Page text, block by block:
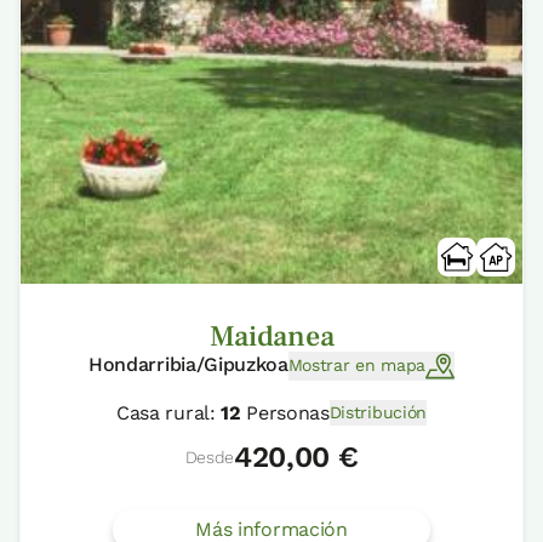
Maidanea
Hondarribia/GipuzkoaMostrar en mapa
Casa rural:12 PersonasDistribución
Desde420,00 €
Más información